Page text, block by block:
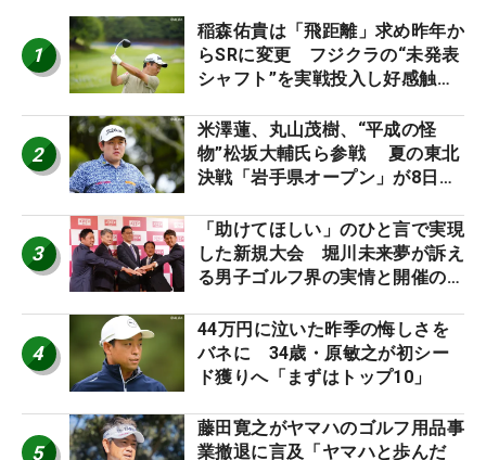
1
稲森佑貴は「飛距離」求め昨年か
らSRに変更 フジクラの“未発表
シャフト”を実戦投入し好感触
ーのヒトネタ！】
2
米澤蓮、丸山茂樹、“平成の怪
物”松坂大輔氏ら参戦 夏の東北
決戦「岩手県オープン」が8日開
3
「助けてほしい」のひと言で実現
した新規大会 堀川未来夢が訴え
る男子ゴルフ界の実情と開催の舞
4
44万円に泣いた昨季の悔しさを
バネに 34歳・原敏之が初シー
ド獲りへ「まずはトップ10」
5
藤田寛之がヤマハのゴルフ用品事
業撤退に言及「ヤマハと歩んだ